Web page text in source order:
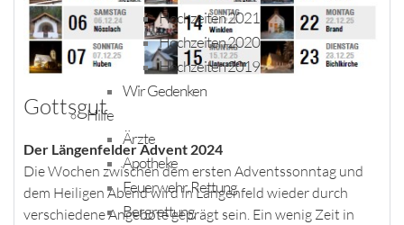
Hochzeiten 2021
Hochzeiten 2020
Hochzeiten 2019
Wir Gedenken
Hilfe
Ärzte
Apotheke
Feuerwehr, Rettung
Bergrettung
Gottsgut
Der Längenfelder Advent 2024
Die Wochen zwischen dem ersten Adventssonntag und
dem Heiligen Abend wird in Längenfeld wieder durch
verschiedene Angebote geprägt sein. Ein wenig Zeit in